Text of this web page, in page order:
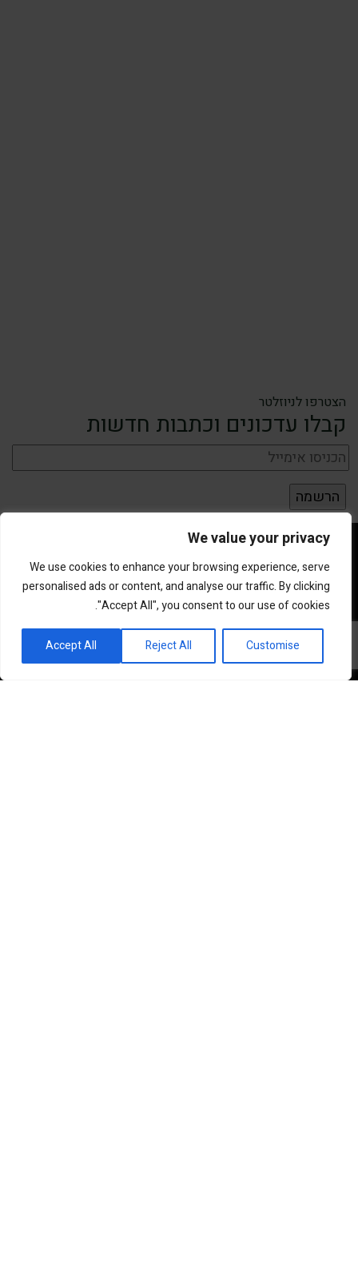
We value your privacy
We use cookies to enhance your browsing experience, serve
personalised ads or content, and analyse our traffic. By clicking
"Accept All", you consent to our use of cookies.
Customise
Reject All
Accept All
הצטרפו לניוזלטר
קבלו עדכונים וכתבות חדשות
פורטל השקעות וחדשנות